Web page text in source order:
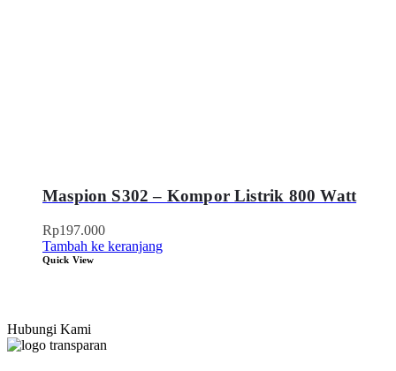
Maspion S302 – Kompor Listrik 800 Watt
Rp197.000
Tambah ke keranjang
Quick View
Hubungi Kami